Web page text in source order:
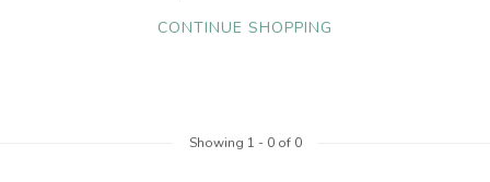
CONTINUE SHOPPING
Showing 1 - 0of 0